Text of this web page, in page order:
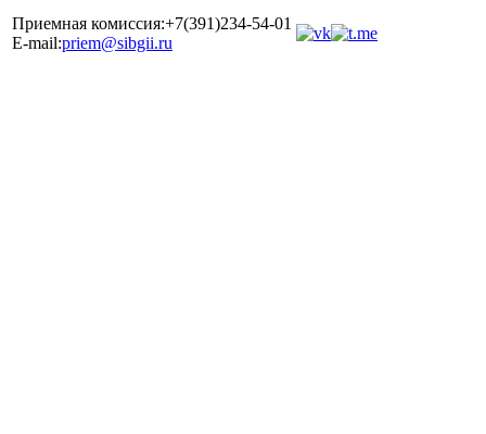
Приемная комиссия:+7(391)234-54-01
E-mail:priem@sibgii.ru